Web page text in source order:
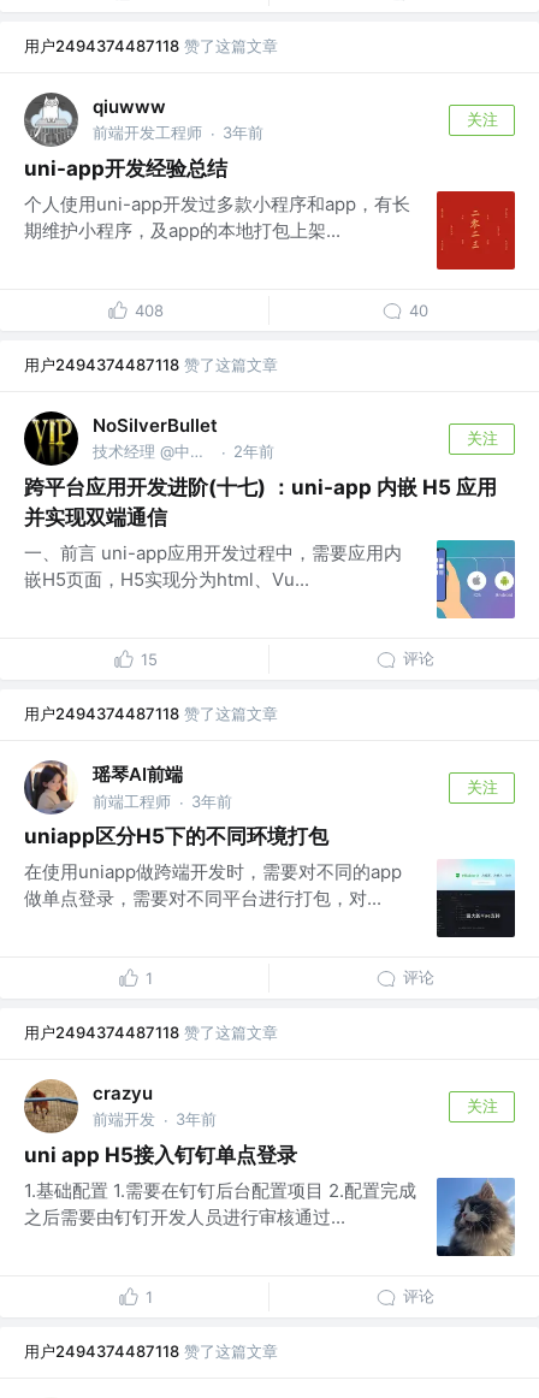
用户2494374487118 赞了这篇文章
qiuwww
前端开发工程师 · 3年前
关注
uni-app开发经验总结
个人使用uni-app开发过多款小程序和app，有长
期维护小程序，及app的本地打包上架...
408 40
用户2494374487118 赞了这篇文章
NoSilverBullet
技术经理 @中银金融科技有限公司 · 2年前
关注
跨平台应用开发进阶(十七) ：uni-app 内嵌 H5 应用
并实现双端通信
一、前言 uni-app应用开发过程中，需要应用内
嵌H5页面，H5实现分为html、Vu...
15 评论
用户2494374487118 赞了这篇文章
瑶琴AI前端
前端工程师 · 3年前
关注
uniapp区分H5下的不同环境打包
在使用uniapp做跨端开发时，需要对不同的app
做单点登录，需要对不同平台进行打包，对...
1 评论
用户2494374487118 赞了这篇文章
crazyu
前端开发 · 3年前
关注
uni app H5接入钉钉单点登录
1.基础配置 1.需要在钉钉后台配置项目 2.配置完成
之后需要由钉钉开发人员进行审核通过...
1 评论
用户2494374487118 赞了这篇文章